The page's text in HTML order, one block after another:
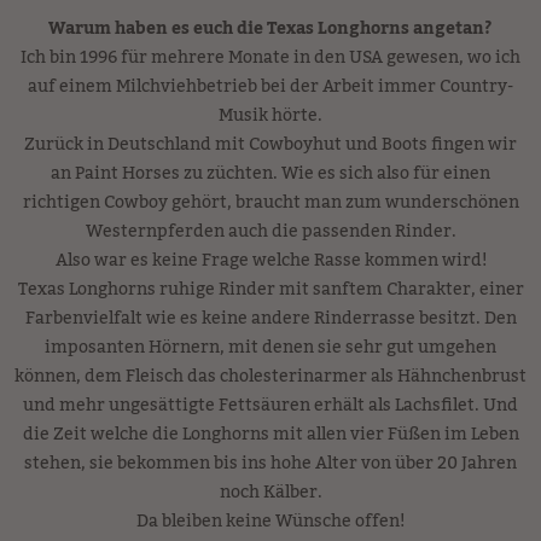
Warum haben es euch die Texas Longhorns angetan?
Ich bin 1996 für mehrere Monate in den USA gewesen, wo ich
auf einem Milchviehbetrieb bei der Arbeit immer Country-
Musik hörte.
Zurück in Deutschland mit Cowboyhut und Boots fingen wir
an Paint Horses zu züchten. Wie es sich also für einen
richtigen Cowboy gehört, braucht man zum wunderschönen
Westernpferden auch die passenden Rinder.
Also war es keine Frage welche Rasse kommen wird!
Texas Longhorns ruhige Rinder mit sanftem Charakter, einer
Farbenvielfalt wie es keine andere Rinderrasse besitzt. Den
imposanten Hörnern, mit denen sie sehr gut umgehen
können, dem Fleisch das cholesterinarmer als Hähnchenbrust
und mehr ungesättigte Fettsäuren erhält als Lachsfilet. Und
die Zeit welche die Longhorns mit allen vier Füßen im Leben
stehen, sie bekommen bis ins hohe Alter von über 20 Jahren
noch Kälber.
Da bleiben keine Wünsche offen!